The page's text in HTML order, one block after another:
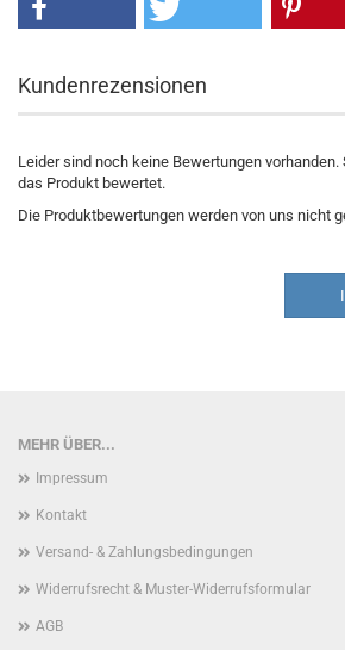
Kundenrezensionen
Leider sind noch keine Bewertungen vorhanden.
das Produkt bewertet.
Die Produktbewertungen werden von uns nicht
MEHR ÜBER...
Impressum
Kontakt
Versand- & Zahlungsbedingungen
Widerrufsrecht & Muster-Widerrufsformular
AGB